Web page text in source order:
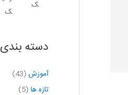
دسته بندی
آموزش (43)
تازه ها (5)